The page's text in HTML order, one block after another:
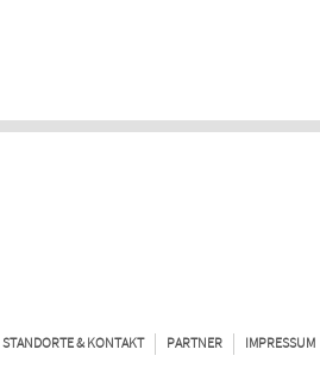
STANDORTE & KONTAKT PARTNER IMPRESSUM